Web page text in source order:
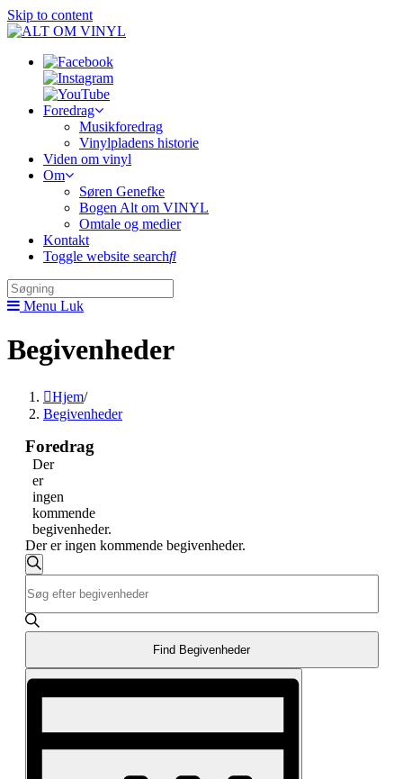
Skip to content
Foredrag
Musikforedrag
Vinylpladens historie
Viden om vinyl
Om
Søren Genefke
Bogen Alt om VINYL
Omtale og medier
Kontakt
Toggle website search
Menu Luk
Begivenheder
Hjem/
Begivenheder
Foredrag
Der
er
ingen
kommende
begivenheder.
Der er ingen kommende begivenheder.
Begivenheder
Søgning
og
visninger
Navigation
Søg
efter
nøgleord.
Søg
efter
på
nøgleord.
Find Begivenheder
Begivenhed
Visninger